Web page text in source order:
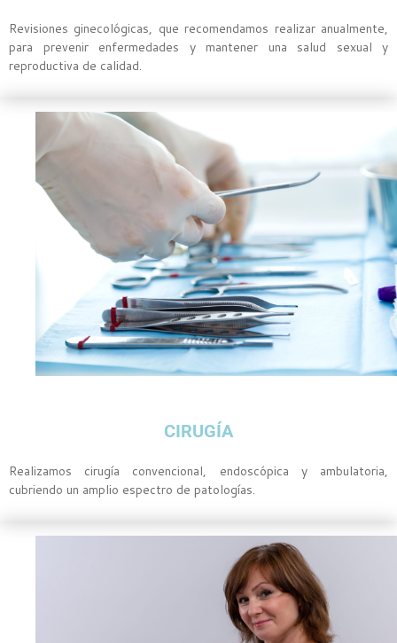
Revisiones ginecológicas, que recomendamos realizar anualmente,
para prevenir enfermedades y mantener una salud sexual y
reproductiva de calidad.
CIRUGÍA
Realizamos cirugía convencional, endoscópica y ambulatoria,
cubriendo un amplio espectro de patologías.